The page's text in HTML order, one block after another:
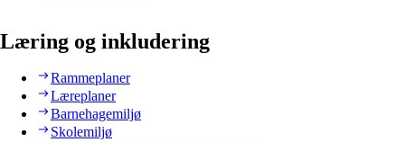
Læring og inkludering
Rammeplaner
Læreplaner
Barnehagemiljø
Skolemiljø